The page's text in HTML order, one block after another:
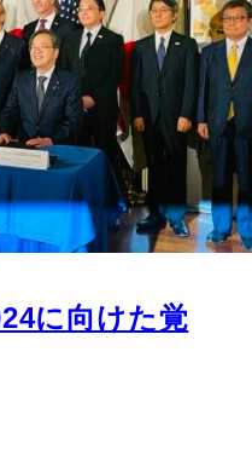
に向けた覚